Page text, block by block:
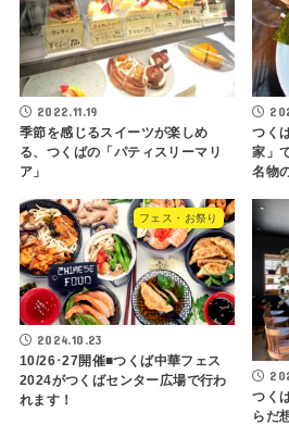
2022.11.19
季節を感じるスイーツが楽しめ
る、つくばの「パティスリーマリ
ア」
つく
家」
名物
フェス・お祭り
2024.10.23
10/26･27開催■つくば中華フェス
2024がつくばセンター広場で行わ
れます！
つく
らだ